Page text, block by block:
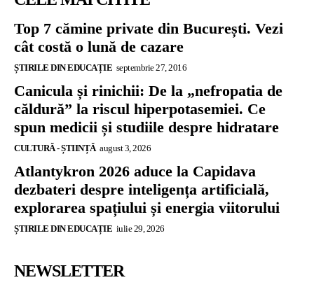
Top 7 cămine private din București. Vezi
cât costă o lună de cazare
ȘTIRILE DIN EDUCAȚIE septembrie 27, 2016
Canicula și rinichii: De la „nefropatia de
căldură” la riscul hiperpotasemiei. Ce
spun medicii și studiile despre hidratare
CULTURĂ - ȘTIINȚĂ august 3, 2026
Atlantykron 2026 aduce la Capidava
dezbateri despre inteligența artificială,
explorarea spațiului și energia viitorului
ȘTIRILE DIN EDUCAȚIE iulie 29, 2026
NEWSLETTER